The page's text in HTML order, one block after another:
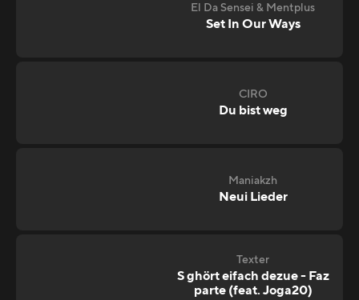
El Da Sensei & Mentplus
Set In Our Ways
CIRO
Du bist weg
Maniakzh
Neui Lieder
Texter
S ghört eifach dezue - Faz
parte (feat. Joga20)